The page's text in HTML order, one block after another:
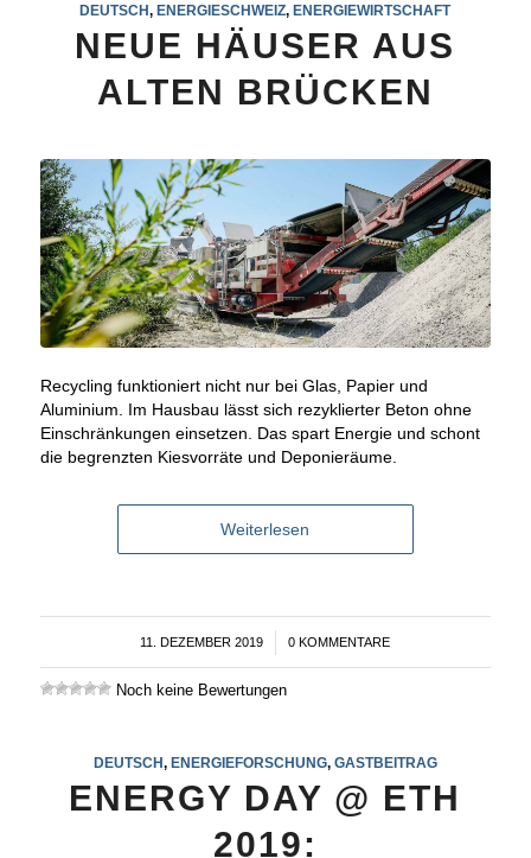
DEUTSCH ,ENERGIESCHWEIZ ,ENERGIEWIRTSCHAFT
NEUE HÄUSER AUS
ALTEN BRÜCKEN
Recycling funktioniert nicht nur bei Glas, Papier und
Aluminium. Im Hausbau lässt sich rezyklierter Beton ohne
Einschränkungen einsetzen. Das spart Energie und schont
die begrenzten Kiesvorräte und Deponieräume.
Weiterlesen
11. DEZEMBER 2019
/ 0 KOMMENTARE
Noch keine Bewertungen
DEUTSCH, ENERGIEFORSCHUNG, GASTBEITRAG
ENERGY DAY @ ETH
2019: